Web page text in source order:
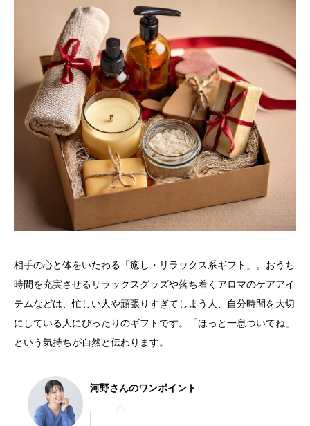
相手の心と体をいたわる「癒し・リラックス系ギフト」。おうち
時間を充実させるリラックスグッズや落ち着くアロマのケアアイ
テムなどは、忙しい人や頑張りすぎてしまう人、自分時間を大切
にしている人にぴったりのギフトです。「ほっと一息ついてね」
という気持ちが自然と伝わります。
河野さんのワンポイント